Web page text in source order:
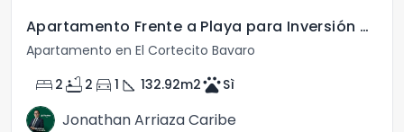
Apartamento Frente a Playa para Inversión en Punta Cana
Apartamento en El Cortecito Bavaro
bed 2 bathtub 2 directions_car 1 square_foot 132.92m2petsSì
Jonathan Arriaza Caribe